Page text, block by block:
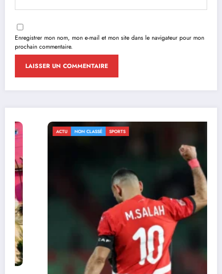
Enregistrer mon nom, mon e-mail et mon site dans le navigateur pour mon
prochain commentaire.
NON CLASSÉ SPORTS